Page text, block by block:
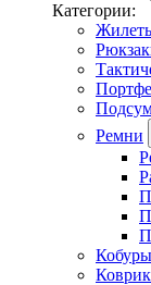
Категории:
Ремни
Кобуры